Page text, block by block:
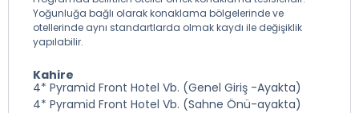
Yoğunluğa bağlı olarak konaklama bölgelerinde ve
otellerinde aynı standartlarda olmak kaydı ile değişiklik
yapılabilir.
Kahire
4* Pyramid Front Hotel Vb. (Genel Giriş -Ayakta)
4* Pyramid Front Hotel Vb. (Sahne Önü-ayakta)